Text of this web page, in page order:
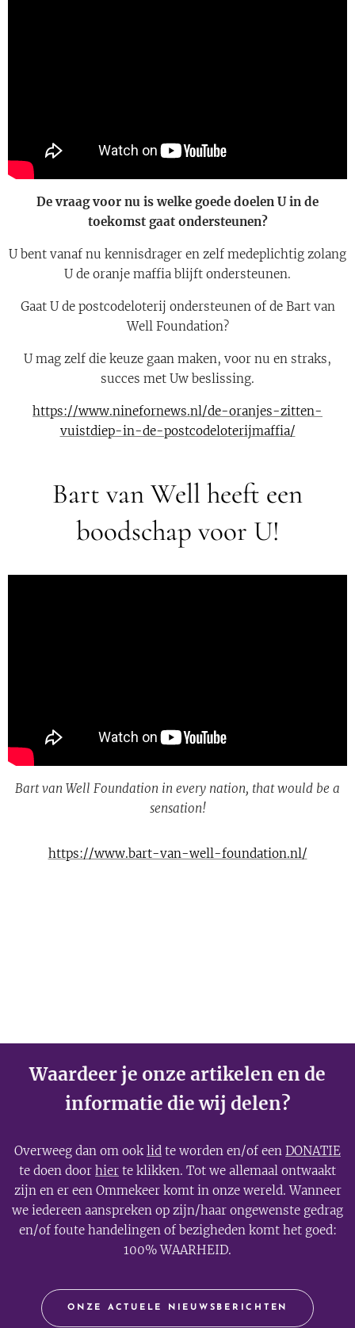
De vraag voor nu is welke goede doelen U in de
toekomst gaat ondersteunen?
U bent vanaf nu kennisdrager en zelf medeplichtig zolang
U de oranje maffia blijft ondersteunen.
Gaat U de postcodeloterij ondersteunen of de Bart van
Well Foundation?
U mag zelf die keuze gaan maken, voor nu en straks,
succes met Uw beslissing.
https://www.ninefornews.nl/de-oranjes-zitten-
vuistdiep-in-de-postcodeloterijmaffia/
Bart van Well heeft een
boodschap voor U!
Bart van Well Foundation in every nation, that would be a
sensation!
https://www.bart-van-well-foundation.nl/
Waardeer je onze artikelen en de
informatie die wij delen?
Overweeg dan om ooklid te worden en/of een DONATIE
te doen door hier te klikken. Tot we allemaal ontwaakt
zijn en er een Ommekeer komt in onze wereld. Wanneer
we iedereen aanspreken op zijn/haar ongewenste gedrag
en/of foute handelingen of bezigheden komt het goed:
100% WAARHEID.
ONZE ACTUELE NIEUWSBERICHTEN